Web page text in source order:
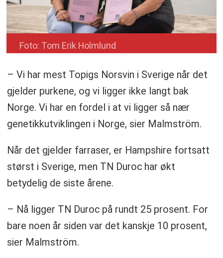
Foto: Tom Erik Holmlund
– Vi har mest Topigs Norsvin i Sverige når det
gjelder purkene, og vi ligger ikke langt bak
Norge. Vi har en fordel i at vi ligger så nær
genetikkutviklingen i Norge, sier Malmström.
Når det gjelder farraser, er Hampshire fortsatt
størst i Sverige, men TN Duroc har økt
betydelig de siste årene.
– Nå ligger TN Duroc på rundt 25 prosent. For
bare noen år siden var det kanskje 10 prosent,
sier Malmström.